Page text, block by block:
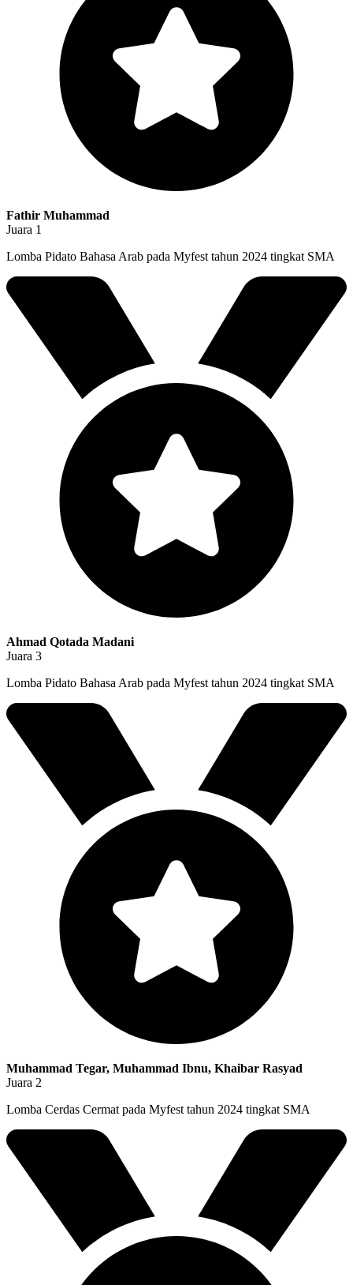
Fathir Muhammad
Juara 1
Lomba Pidato Bahasa Arab pada Myfest tahun 2024 tingkat SMA
Ahmad Qotada Madani
Juara 3
Lomba Pidato Bahasa Arab pada Myfest tahun 2024 tingkat SMA
Muhammad Tegar, Muhammad Ibnu, Khaibar Rasyad
Juara 2
Lomba Cerdas Cermat pada Myfest tahun 2024 tingkat SMA